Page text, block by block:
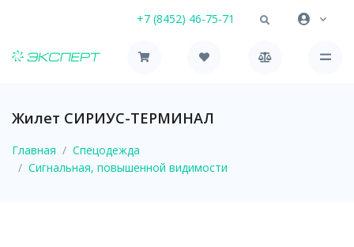
+7 (8452) 46-75-71
Жилет СИРИУС-ТЕРМИНАЛ
Главная
Спецодежда
Сигнальная, повышенной видимости